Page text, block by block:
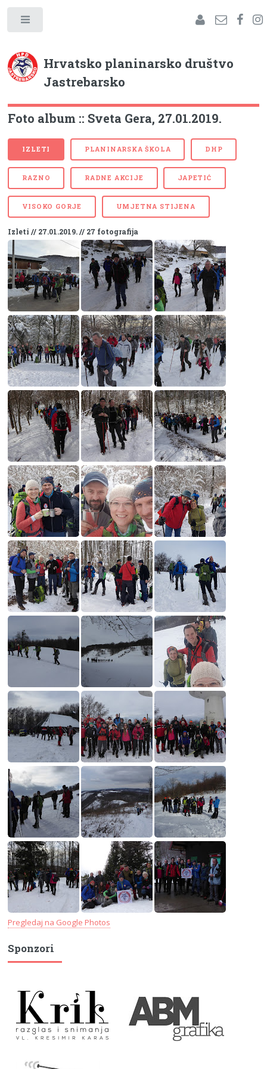
Hrvatsko planinarsko društvo
Jastrebarsko
Foto album :: Sveta Gera, 27.01.2019.
IZLETI PLANINARSKA ŠKOLA DHP
RAZNO RADNE AKCIJE JAPETIĆ
VISOKO GORJE UMJETNA STIJENA
Izleti // 27.01.2019. // 27 fotografija
Pregledaj na Google Photos
Sponzori